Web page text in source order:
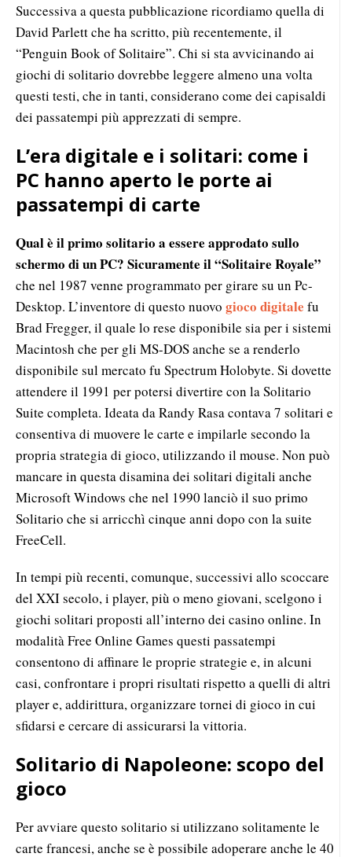
Successiva a questa pubblicazione ricordiamo quella di
David Parlett che ha scritto, più recentemente, il
“Penguin Book of Solitaire”. Chi si sta avvicinando ai
giochi di solitario dovrebbe leggere almeno una volta
questi testi, che in tanti, considerano come dei capisaldi
dei passatempi più apprezzati di sempre.
L’era digitale e i solitari: come i
PC hanno aperto le porte ai
passatempi di carte
Qual è il primo solitario a essere approdato sullo
schermo di un PC? Sicuramente il “Solitaire Royale”
che nel 1987 venne programmato per girare su un Pc-
Desktop. L’inventore di questo nuovo gioco digitale fu
Brad Fregger, il quale lo rese disponibile sia per i sistemi
Macintosh che per gli MS-DOS anche se a renderlo
disponibile sul mercato fu Spectrum Holobyte. Si dovette
attendere il 1991 per potersi divertire con la Solitario
Suite completa. Ideata da Randy Rasa contava 7 solitari e
consentiva di muovere le carte e impilarle secondo la
propria strategia di gioco, utilizzando il mouse. Non può
mancare in questa disamina dei solitari digitali anche
Microsoft Windows che nel 1990 lanciò il suo primo
Solitario che si arricchì cinque anni dopo con la suite
FreeCell.
In tempi più recenti, comunque, successivi allo scoccare
del XXI secolo, i player, più o meno giovani, scelgono i
giochi solitari proposti all’interno dei casino online. In
modalità Free Online Games questi passatempi
consentono di affinare le proprie strategie e, in alcuni
casi, confrontare i propri risultati rispetto a quelli di altri
player e, addirittura, organizzare tornei di gioco in cui
sfidarsi e cercare di assicurarsi la vittoria.
Solitario di Napoleone: scopo del
gioco
Per avviare questo solitario si utilizzano solitamente le
carte francesi, anche se è possibile adoperare anche le 40